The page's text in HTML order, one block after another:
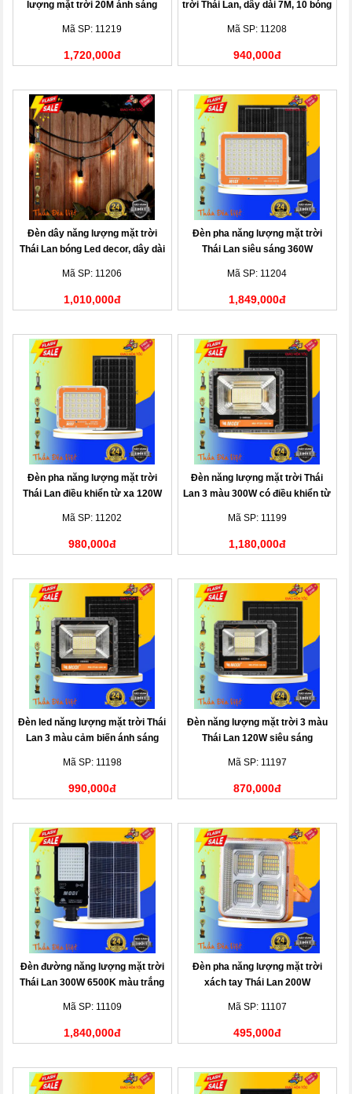
lượng mặt trời 20M ánh sáng
Mã SP: 11219
1,720,000đ
trời Thái Lan, dây dài 7M, 10 bóng
Mã SP: 11208
940,000đ
Đèn dây năng lượng mặt trời
Thái Lan bóng Led decor, dây dài
Mã SP: 11206
1,010,000đ
Đèn pha năng lượng mặt trời
Thái Lan siêu sáng 360W
Mã SP: 11204
1,849,000đ
Đèn pha năng lượng mặt trời
Thái Lan điều khiển từ xa 120W
Mã SP: 11202
980,000đ
Đèn năng lượng mặt trời Thái
Lan 3 màu 300W có điều khiển từ
Mã SP: 11199
1,180,000đ
Đèn led năng lượng mặt trời Thái
Lan 3 màu cảm biến ánh sáng
Mã SP: 11198
990,000đ
Đèn năng lượng mặt trời 3 màu
Thái Lan 120W siêu sáng
Mã SP: 11197
870,000đ
Đèn đường năng lượng mặt trời
Thái Lan 300W 6500K màu trắng
Mã SP: 11109
1,840,000đ
Đèn pha năng lượng mặt trời
xách tay Thái Lan 200W
Mã SP: 11107
495,000đ